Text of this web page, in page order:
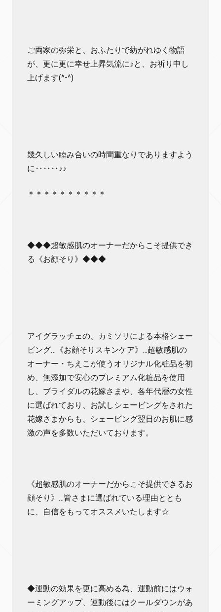
ご両家の弥栄と、おふたりで紡がれゆく物語
が、更に更に幸せ上昇気流に♪と、お祈り申し
上げます(^-^)
幾久しい睦み合いの時間重なりでありますよう
に‥‥‥♪♪
＊＊＊＊＊＊＊＊＊＊
◆◆◆超敏感肌のオーナーだからこそ提供でき
る《お顔そり》◆◆◆
アイグラッチェの、カミソリによる本格シェー
ビング…《お顔そりスキンケア》…超敏感肌の
オーナー・ちえこが使うオリジナル化粧品を初
め、無添加で安心のプレミアム化粧品を使用
し、ブライダルの花嫁さまや、各年代層の女性
に選ばれており、お試しシェービングをされた
花嫁さまからも、シェービング翌日のお肌に感
激の声を多数いただいております。
《超敏感肌のオーナーだからこそ提供できるお
顔そり》…皆さまに選ばれている理由ととも
に、自信をもってオススメいたします☆
◆運動の効果を更に高める為、運動前にはウォ
ーミングアップ、運動後にはクールダウンがあ